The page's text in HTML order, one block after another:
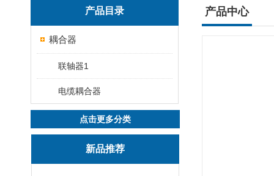
产品目录
耦合器
联轴器1
电缆耦合器
点击更多分类
新品推荐
产品中心